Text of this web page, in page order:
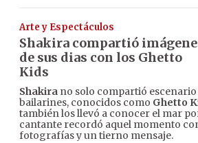
Arte y Espectáculos
Shakira compartió
de sus dias con los Ghetto
Kids
Shakira no solo compartió
bailarines, conocidos como Ghetto
también los llevó a conocer el mar
cantante recordó aquel momento
fotografías y un tierno mensaje.